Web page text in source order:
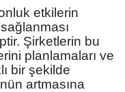
etkilerin
Şirketlerin bu
planlamaları ve
bir şekilde
artmasına